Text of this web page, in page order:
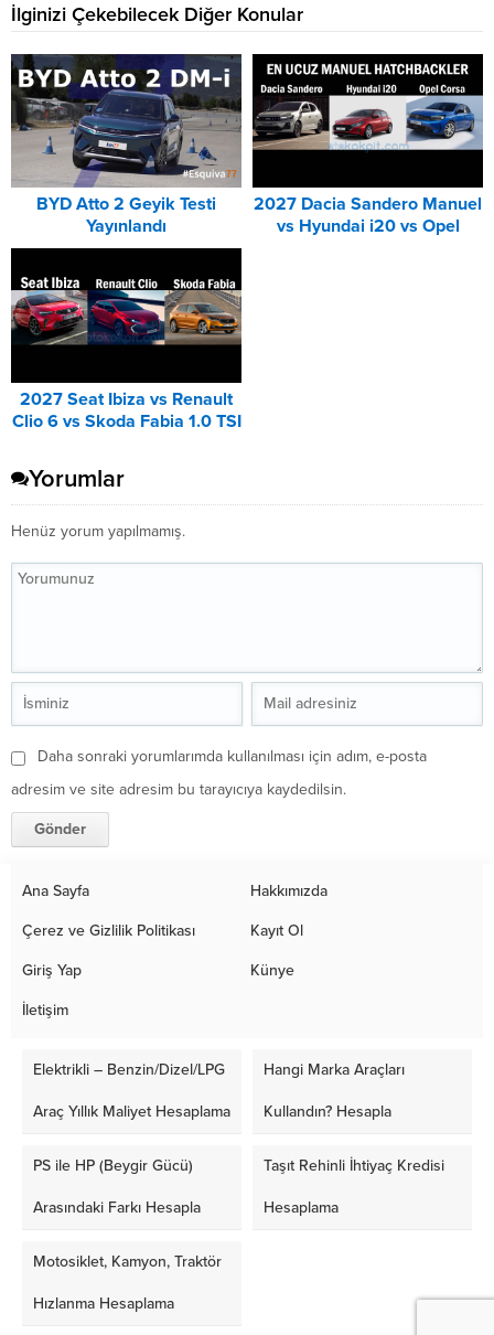
İlginizi Çekebilecek Diğer Konular
BYD Atto 2 Geyik Testi
Yayınlandı
2027 Dacia Sandero Manuel
vs Hyundai i20 vs Opel
2027 Seat Ibiza vs Renault
Clio 6 vs Skoda Fabia 1.0 TSI
Yorumlar
Henüz yorum yapılmamış.
Daha sonraki yorumlarımda kullanılması için adım, e-posta
adresim ve site adresim bu tarayıcıya kaydedilsin.
Ana Sayfa Hakkımızda
Çerez ve Gizlilik Politikası Kayıt Ol
Giriş Yap Künye
İletişim
Elektrikli – Benzin/Dizel/LPG
Araç Yıllık Maliyet Hesaplama
Hangi Marka Araçları
Kullandın? Hesapla
PS ile HP (Beygir Gücü)
Arasındaki Farkı Hesapla
Taşıt Rehinli İhtiyaç Kredisi
Hesaplama
Motosiklet, Kamyon, Traktör
Hızlanma Hesaplama